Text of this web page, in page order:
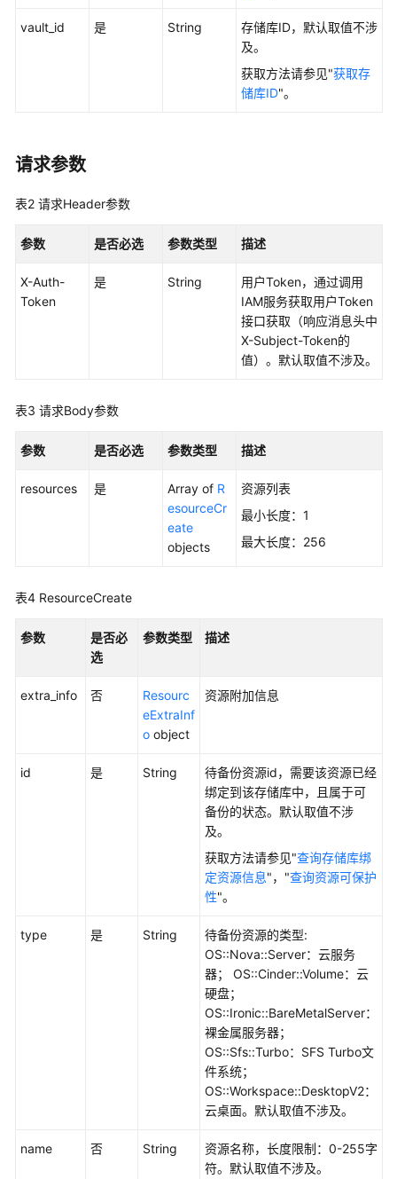
特
性
南
最
实
践
必
用
建
vault_id 是 String
存储库ID，默认取值不涉
及。
获取方法请参见"获取存
储库ID"。
请求参数
表2 请求Header参数
参数 是否必选 参数类型 描述
X-Auth-
Token
是 String
用户Token，通过调用
IAM服务获取用户Token
接口获取（响应消息头中
X-Subject-Token的
值）。默认取值不涉及。
表3 请求Body参数
参数 是否必选 参数类型 描述
resources 是 Array of R
esourceCr
eate
objects
资源列表
最小长度：1
最大长度：256
表4 ResourceCreate
参数
是否必
选
参数类型 描述
extra_info 否
Resourc
eExtraInf
o object
资源附加信息
id 是 String
待备份资源id，需要该资源已经
绑定到该存储库中，且属于可
备份的状态。默认取值不涉
及。
获取方法请参见"查询存储库绑
定资源信息"，"查询资源可保护
性"。
type 是 String
待备份资源的类型:
OS::Nova::Server：云服务
器； OS::Cinder::Volume：云
硬盘；
OS::Ironic::BareMetalServer：
裸金属服务器；
OS::Sfs::Turbo：SFS Turbo文
件系统；
OS::Workspace::DesktopV2：
云桌面。默认取值不涉及。
name 否 String
资源名称，长度限制：0-255字
符。默认取值不涉及。